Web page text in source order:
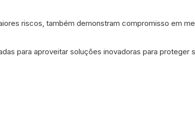
riscos, também demonstram compromisso em
para aproveitar soluções inovadoras para proteger